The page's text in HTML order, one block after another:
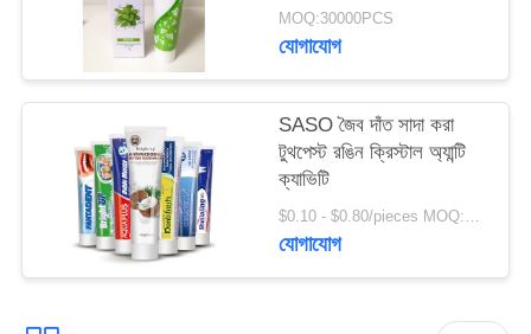
৫০ গ্রাম
MOQ:30000PCS
যোগাযোগ
SASO জৈব দাঁত সাদা করা
টুথপেস্ট রঙিন ক্রিস্টাল অ্যান্টি
ক্যাভিটি
$0.10 - $0.80/pieces MOQ:500 টুকরা
যোগাযোগ